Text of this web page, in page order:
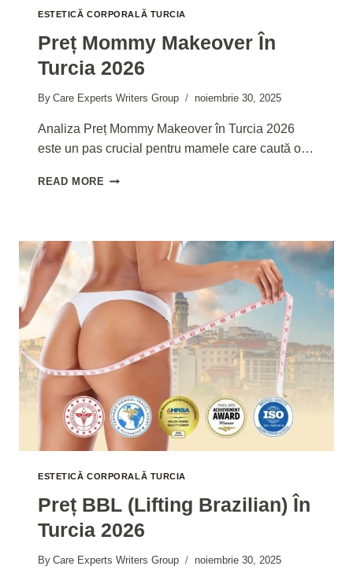
ESTETICĂ CORPORALĂ TURCIA
Preț Mommy Makeover În
Turcia 2026
By Care Experts Writers Group noiembrie 30, 2025
Analiza Preț Mommy Makeover în Turcia 2026
este un pas crucial pentru mamele care caută o…
READ MORE PREȚ
TURCIA
ESTETICĂ CORPORALĂ TURCIA
Preț BBL (Lifting Brazilian) În
Turcia 2026
By Care Experts Writers Group noiembrie 30, 2025